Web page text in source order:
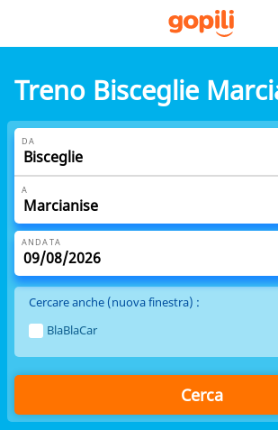
Treno Bisceglie
DA
A
ANDATA
Cercare anche (nuova finestra) :
BlaBlaCar
Cerca